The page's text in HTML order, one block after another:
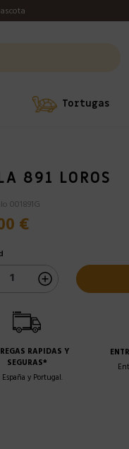
Tortugas
891 LOROS
001891G
€
RAPIDAS Y
SEGURAS*
y Portugal.